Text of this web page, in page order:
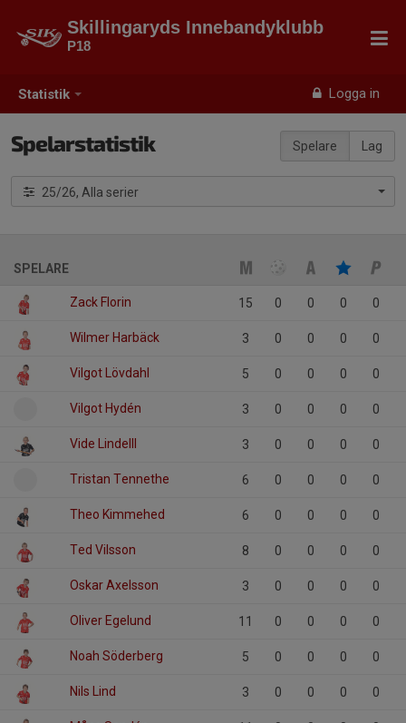
Statistik Logga in
Skillingaryds Innebandyklubb
P18
Spelare Lag
Spelarstatistik
25/26, Alla serier
SPELARE
Zack Florin 15 0 0 0 0
Wilmer Harbäck 3 0 0 0 0
Vilgot Lövdahl 5 0 0 0 0
Vilgot Hydén 3 0 0 0 0
Vide Lindelll 3 0 0 0 0
Tristan Tennethe 6 0 0 0 0
Theo Kimmehed 6 0 0 0 0
Ted Vilsson 8 0 0 0 0
Oskar Axelsson 3 0 0 0 0
Oliver Egelund 11 0 0 0 0
Noah Söderberg 5 0 0 0 0
Nils Lind 3 0 0 0 0